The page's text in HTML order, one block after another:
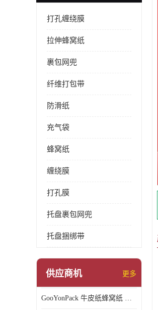
打孔缠绕膜
拉伸蜂窝纸
裹包网兜
纤维打包带
防滑纸
充气袋
蜂窝纸
缠绕膜
打孔膜
托盘裹包网兜
托盘捆绑带
供应商机 更多
GooYonPack 牛皮纸蜂窝纸 循环使用